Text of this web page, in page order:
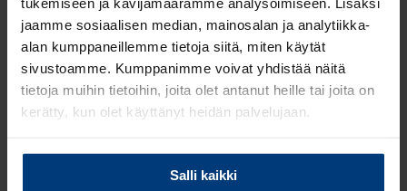
jaamme sosiaalisen median, mainosalan ja analytiikka-
alan kumppaneillemme tietoja siitä, miten käytät
sivustoamme. Kumppanimme voivat yhdistää näitä
tietoja muihin tietoihin, joita olet antanut heille tai joita on
kerätty, kun olet käyttänyt heidän palvelujaan.
LueTietosuojaehdoistammelisää siitä keitä olemme,
miten voit ottaa meihin yhteyttä ja miten käsittelemme
Salli kaikki
Heeros Oy, osa Finagoa